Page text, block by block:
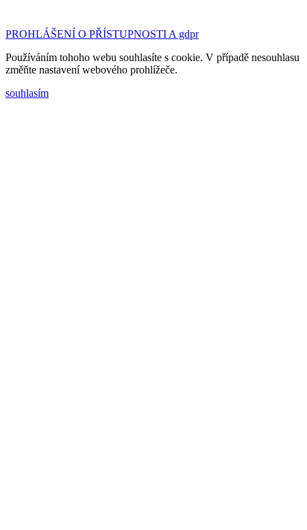
PROHLÁŠENÍ O PŘÍSTUPNOSTI A gdpr
Používáním tohoho webu souhlasíte s cookie. V případě nesouhlasu
změňte nastavení webového prohlížeče.
souhlasím